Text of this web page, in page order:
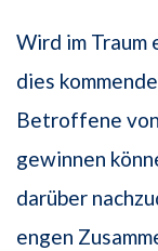
Wird im Traum
dies kommende
Betroffene
gewinnen
darüber
engen